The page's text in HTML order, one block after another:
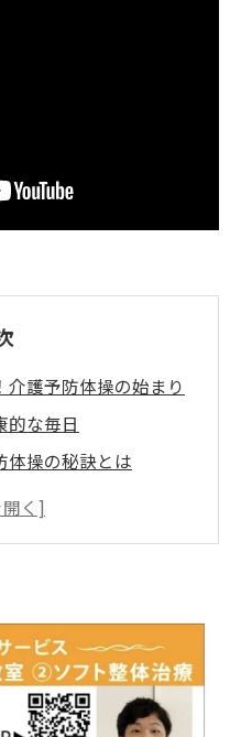
護予防体操の始まり
的な毎日
体操の秘訣とは
体操教室の魅力